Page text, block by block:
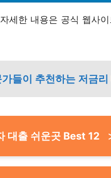
세한 내용은 공식 웹사
들이 추천하는 저금리
대출 쉬운곳 Best 12